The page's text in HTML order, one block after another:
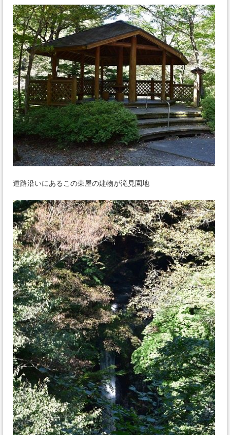
道路沿いにあるこの東屋の建物が滝見園地